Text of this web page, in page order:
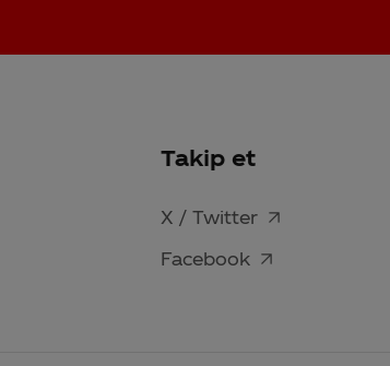
Takip et
X / Twitter
Facebook